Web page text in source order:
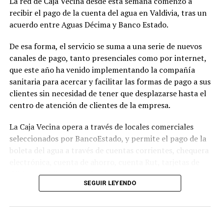
Asimismo, se detalló que la entrega de recursos se
diseñó tras un acuerdo entre el Gobierno y los
parlamentarios, el quepermite distribuir alrededor
concrete la mayor recaudación del Royalty Minero.
La ley determinó quelos recursos del royalty que
reciban los municipios son de libre disposición,
aunque no podrán utilizarse para el pago de deudas
municipales. Su uso será determinado por la máxima
Municipal, en base a las necesidades más apremiantes
que identifiquen en sus territorios. Posteriormente,
recursos y dicha institución, a su vez, informará al
Congreso.
recibir el pago de la cuenta del agua en Valdivia, tras un
acuerdo entre Aguas Décima y Banco Estado.
De esa forma, el servicio se suma a una serie de nuevos
canales de pago, tanto presenciales como por internet,
que este año ha venido implementando la compañía
sanitaria para acercar y facilitar las formas de pago a sus
clientes sin necesidad de tener que desplazarse hasta el
centro de atención de clientes de la empresa.
La Caja Vecina opera a través de locales comerciales
seleccionados por BancoEstado, y permite el pago de la
boleta del agua a través de cuentas corrientes, chequera
débito y crédito, y en efectivo.
locales adscritos a Caja Vecina, en tanto que en el radio
SEGUIR LEYENDO